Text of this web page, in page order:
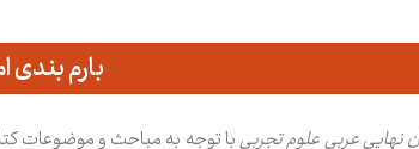
بارم
نهایی عربی علوم تجربی